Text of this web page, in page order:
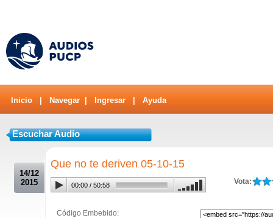
Inicio Navegar Ingresar Ayuda
Escuchar Audio
14/12
2015
Que no te deriven 05-10-15
Vota:
00:00 / 50:58
Código Embebido: